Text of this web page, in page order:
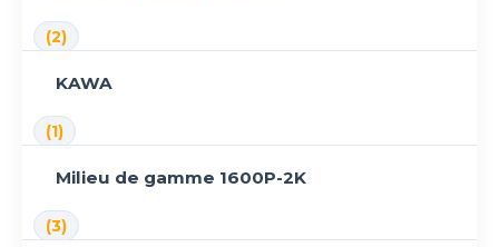
(2)
KAWA
(1)
Milieu de gamme 1600P-2K
(3)